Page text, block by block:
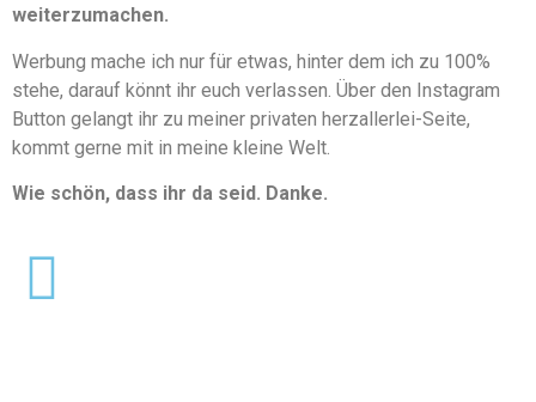
weiterzumachen.
Werbung mache ich nur für etwas, hinter dem ich zu 100%
stehe, darauf könnt ihr euch verlassen. Über den Instagram
Button gelangt ihr zu meiner privaten herzallerlei-Seite,
kommt gerne mit in meine kleine Welt.
Wie schön, dass ihr da seid. Danke.